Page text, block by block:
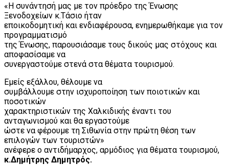
«Η συνάντησή μας με τον πρόεδρο της Ένωσης
Ξενοδοχείων κ.Τάσιο ήταν
εποικοδομητική και ενδιαφέρουσα, ενημερωθήκαμε για τον
προγραμματισμό
της Ένωσης, παρουσιάσαμε τους δικούς μας στόχους και
αποφασίσαμε να
συνεργαστούμε στενά στα θέματα τουρισμού.
Εμείς εξάλλου, θέλουμε να
συμβάλλουμε στην ισχυροποίηση των ποιοτικών και
ποσοτικών
χαρακτηριστικών της Χαλκιδικής έναντι του
ανταγωνισμού και θα εργαστούμε
ώστε να φέρουμε τη Σιθωνία στην πρώτη θέση των
επιλογών των τουριστών»
ανέφερε ο αντιδήμαρχος, αρμόδιος για θέματα τουρισμού,
κ.Δημήτρης Δημητρός.